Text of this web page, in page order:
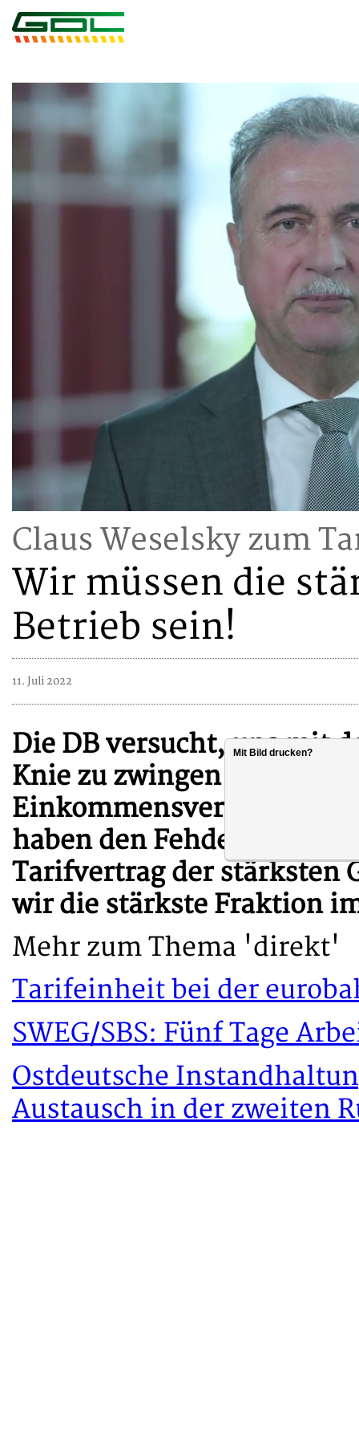
Claus Weselsky zum
Wir müssen die
Betrieb sein!
11. Juli 2022
Die DB versucht, uns mit
Knie zu zwingen und die
haben den
Tarifvertrag der stärksten
wir die stärkste Fraktion
Mehr zum Thema 'direkt'
Tarifeinheit bei der
SWEG/SBS: Fünf Tage
Ostdeutsche
Austausch in der zweiten
Mit Bild drucken?